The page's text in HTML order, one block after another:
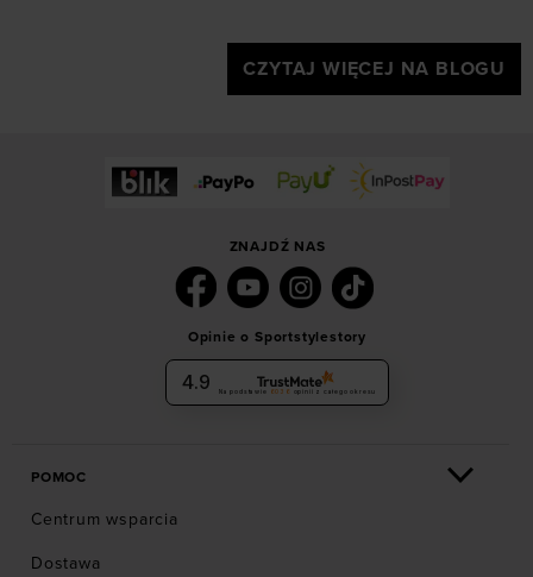
CZYTAJ WIĘCEJ NA BLOGU
ZNAJDŹ NAS
Opinie o Sportstylestory
4.9 Na podstawie 6036 opinii z całego okresu
POMOC
Centrum wsparcia
Dostawa